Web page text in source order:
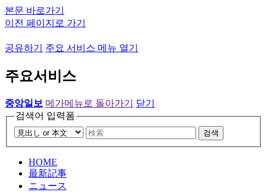
본문 바로가기
이전 페이지로 가기
공유하기 주요 서비스 메뉴 열기
주요서비스
중앙일보 메가메뉴로 돌아가기
닫기
검색어 입력폼
검색
HOME
最新記事
ニュース